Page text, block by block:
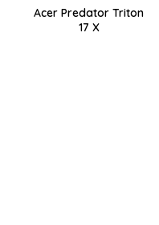
Acer Predator Triton
17 X